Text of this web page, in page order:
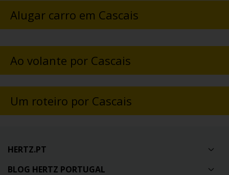
Alugar carro em Cascais
Ao volante por Cascais
Um roteiro por Cascais
HERTZ.PT
BLOG HERTZ PORTUGAL